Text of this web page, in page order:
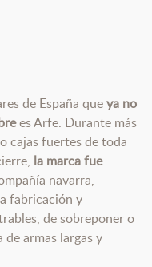
de España queya no
es Arfe. Durante más
cajas fuertes de toda
la marca fue
navarra,
fabricación y
de sobreponer o
armas largas y